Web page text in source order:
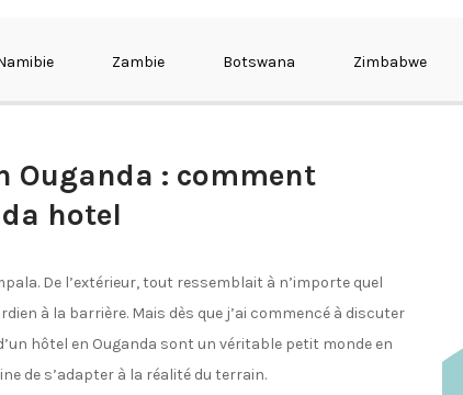
Zambie Botswana Zimbabwe
Ouganda : comment
hotel
De l’extérieur, tout ressemblait à n’importe quel
à la barrière. Mais dès que j’ai commencé à discuter
hôtel en Ouganda sont un véritable petit monde en
de s’adapter à la réalité du terrain.